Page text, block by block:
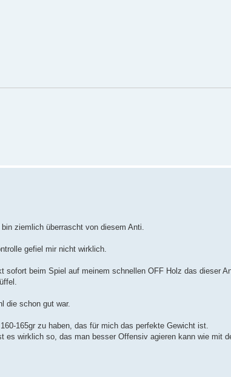
ziemlich überrascht von diesem Anti.
gefiel mir nicht wirklich.
sofort beim Spiel auf meinem schnellen OFF Holz das dieser
die schon gut war.
165gr zu haben, das für mich das perfekte Gewicht ist.
wirklich so, das man besser Offensiv agieren kann wie mit